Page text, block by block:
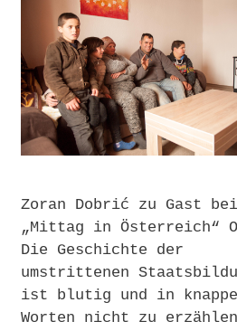
Zoran Dobrić zu Gast bei
„Mittag in Österreich“
Die Geschichte der
umstrittenen
ist blutig und in
Worten nicht zu